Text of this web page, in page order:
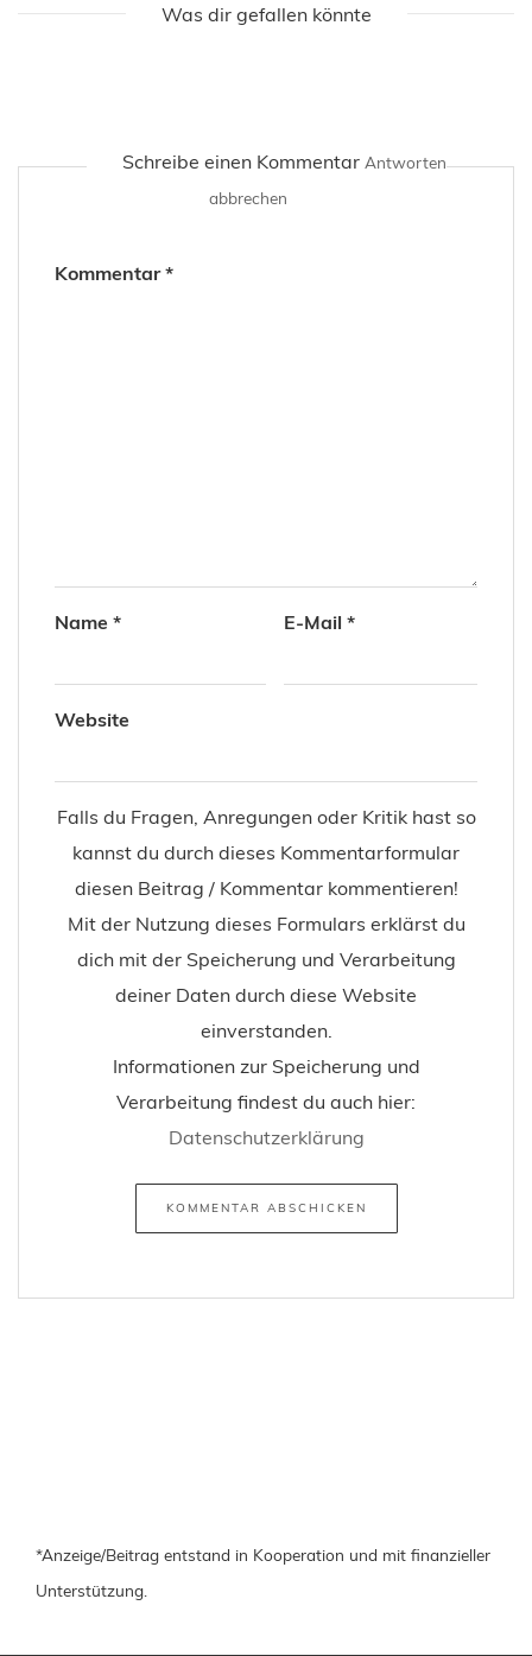
Was dir gefallen könnte
Schreibe einen Kommentar Antworten
abbrechen
Kommentar*
Name * E-Mail *
Website
Falls du Fragen, Anregungen oder Kritik hast so
kannst du durch dieses Kommentarformular
diesen Beitrag / Kommentar kommentieren!
Mit der Nutzung dieses Formulars erklärst du
dich mit der Speicherung und Verarbeitung
deiner Daten durch diese Website
einverstanden.
Informationen zur Speicherung und
Verarbeitung findest du auch hier:
Datenschutzerklärung
*Anzeige/Beitrag entstand in Kooperation und mit finanzieller
Unterstützung.